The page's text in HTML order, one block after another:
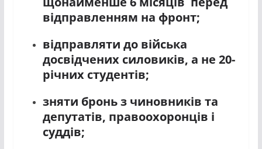
відправленням на фронт;
відправляти до війська
досвідчених силовиків, а не 20-
річних студентів;
зняти бронь з чиновників та
депутатів, правоохоронців і
суддів;